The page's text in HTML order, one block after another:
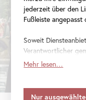
jederzeit über den
Fußleiste
Soweit
Verantwortlicher
gilt Ihre Einwilligung
Daten in Staaten
Mehr lesen…